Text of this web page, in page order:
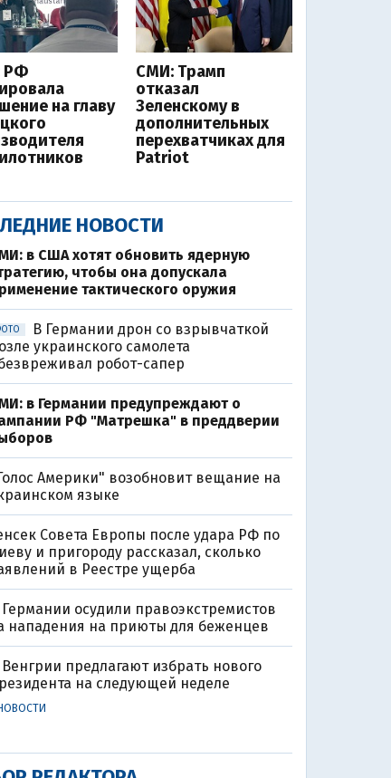
РФ
на главу
СМИ: Трамп
отказал
Зеленскому в
дополнительных
перехватчиках для
Patriot
НОВОСТИ
в США хотят обновить ядерную
чтобы она допускала
тактического оружия
В Германии дрон со взрывчаткой
украинского самолета
робот-сапер
в Германии предупреждают о
РФ "Матрешка" в преддверии
Америки" возобновит вещание на
языке
Совета Европы после удара РФ по
и пригороду рассказал, сколько
в Реестре ущерба
Германии осудили правоэкстремистов
нападения на приюты для беженцев
Венгрии предлагают избрать нового
на следующей неделе